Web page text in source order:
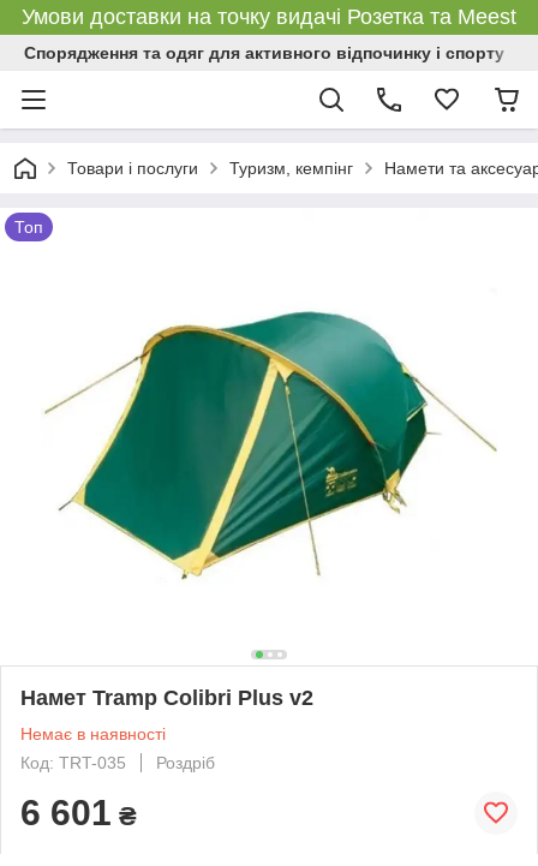
Умови доставки на точку видачі Розетка та Meest
Спорядження та одяг для активного відпочинку і спорту
Товари і послуги Туризм, кемпінг Намети та
Топ
Намет Tramp Colibri Plus v2
Немає в наявності
Код: TRT-035
Роздріб
6 601 ₴